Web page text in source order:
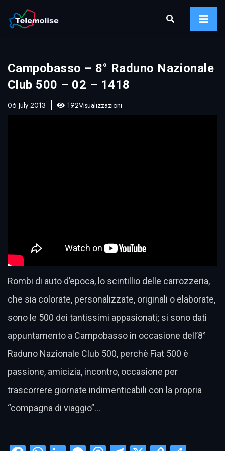
Campobasso – 8° Raduno Nazionale
Club 500 – 02 – 1418
06 July 2013 192Visualizzazioni
Rombi di auto d’epoca, lo scintillio delle carrozzeria,
che sia colorate, personalizzate, originali o elaborate,
sono le 500 dei tantissimi appasionati; si sono dati
appuntamento a Campobasso in occasione dell’8°
Raduno Nazionale Club 500, perchè Fiat 500 è
passione, amicizia, incontro, occasione per
trascorrere giornate indimenticabili con la propria
“compagna di viaggio”…